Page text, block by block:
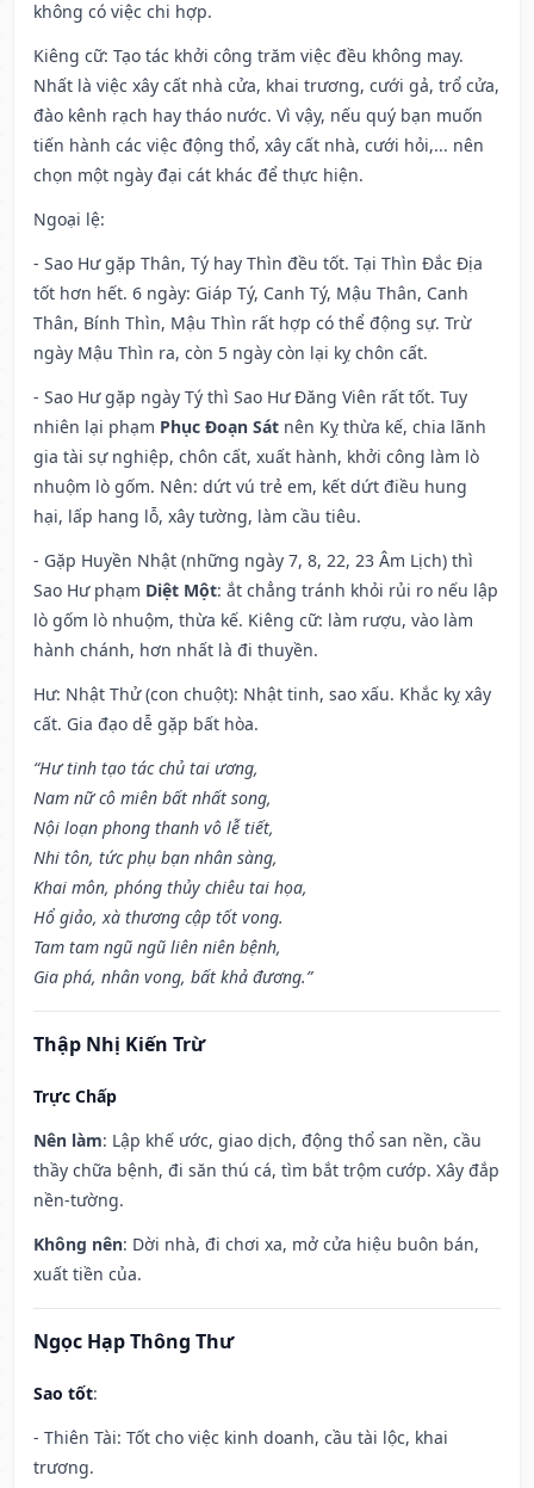
không có việc chi hợp.
Kiêng cữ: Tạo tác khởi công trăm việc đều không may.
Nhất là việc xây cất nhà cửa, khai trương, cưới gả, trổ cửa,
đào kênh rạch hay tháo nước. Vì vậy, nếu quý bạn muốn
tiến hành các việc động thổ, xây cất nhà, cưới hỏi,... nên
chọn một ngày đại cát khác để thực hiện.
Ngoại lệ:
- Sao Hư gặp Thân, Tý hay Thìn đều tốt. Tại Thìn Đắc Địa
tốt hơn hết. 6 ngày: Giáp Tý, Canh Tý, Mậu Thân, Canh
Thân, Bính Thìn, Mậu Thìn rất hợp có thể động sự. Trừ
ngày Mậu Thìn ra, còn 5 ngày còn lại kỵ chôn cất.
- Sao Hư gặp ngày Tý thì Sao Hư Đăng Viên rất tốt. Tuy
nhiên lại phạm Phục Đoạn Sát nên Kỵ thừa kế, chia lãnh
gia tài sự nghiệp, chôn cất, xuất hành, khởi công làm lò
nhuộm lò gốm. Nên: dứt vú trẻ em, kết dứt điều hung
hại, lấp hang lỗ, xây tường, làm cầu tiêu.
- Gặp Huyền Nhật (những ngày 7, 8, 22, 23 Âm Lịch) thì
Sao Hư phạm Diệt Một: ắt chẳng tránh khỏi rủi ro nếu lập
lò gốm lò nhuộm, thừa kế. Kiêng cữ: làm rượu, vào làm
hành chánh, hơn nhất là đi thuyền.
Hư: Nhật Thử (con chuột): Nhật tinh, sao xấu. Khắc kỵ xây
cất. Gia đạo dễ gặp bất hòa.
“Hư tinh tạo tác chủ tai ương,
Nam nữ cô miên bất nhất song,
Nội loạn phong thanh vô lễ tiết,
Nhi tôn, tức phụ bạn nhân sàng,
Khai môn, phóng thủy chiêu tai họa,
Hổ giảo, xà thương cập tốt vong.
Tam tam ngũ ngũ liên niên bệnh,
Gia phá, nhân vong, bất khả đương.”
Thập Nhị Kiến Trừ
Trực Chấp
Nên làm: Lập khế ước, giao dịch, động thổ san nền, cầu
thầy chữa bệnh, đi săn thú cá, tìm bắt trộm cướp. Xây đắp
nền-tường.
Không nên: Dời nhà, đi chơi xa, mở cửa hiệu buôn bán,
xuất tiền của.
Ngọc Hạp Thông Thư
Sao tốt:
- Thiên Tài: Tốt cho việc kinh doanh, cầu tài lộc, khai
trương.